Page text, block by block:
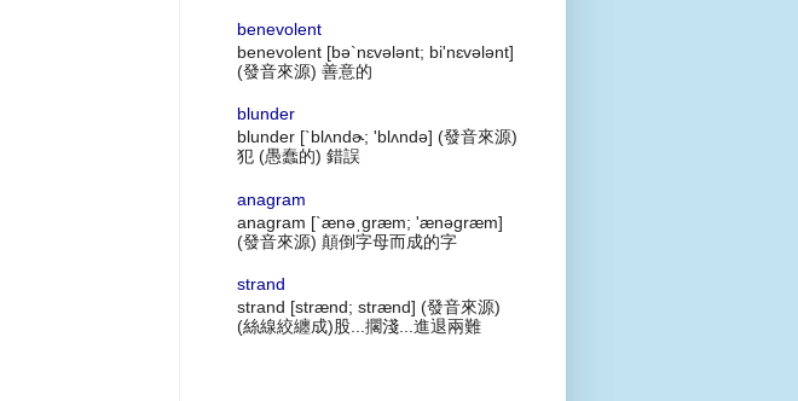
benevolent
benevolent [bə`nɛvələnt; bi'nɛvələnt]
(發音來源) 善意的
blunder
blunder [`blʌndɚ; 'blʌndə] (發音來源)
犯 (愚蠢的) 錯誤
anagram
anagram [`ænəˌgræm; 'ænəgræm]
(發音來源) 顛倒字母而成的字
strand
strand [strænd; strænd] (發音來源)
(絲線絞纏成)股...擱淺...進退兩難